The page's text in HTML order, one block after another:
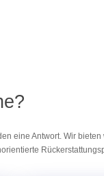
eine Antwort. Wir